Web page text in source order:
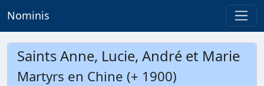
Nominis
Saints Anne, Lucie, André et Marie
Martyrs en Chine (+ 1900)